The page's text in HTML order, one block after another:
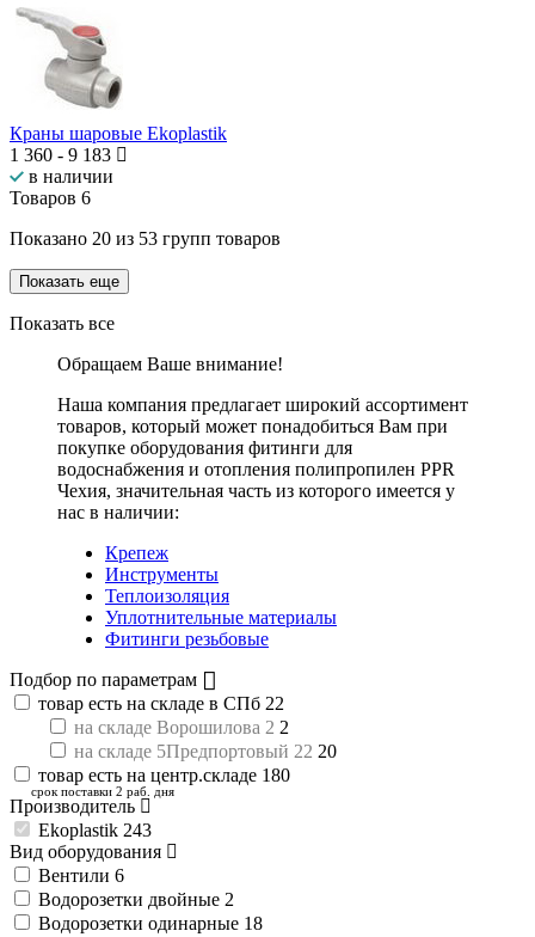
Краны шаровые Ekoplastik
1 360 - 9 183
в наличии
Товаров 6
Показано 20 из 53 групп товаров
Показать еще
Показать все
Обращаем Ваше внимание!
Наша компания предлагает широкий ассортимент
товаров, который может понадобиться Вам при
покупке оборудования фитинги для
водоснабжения и отопления полипропилен PPR
Чехия, значительная часть из которого имеется у
нас в наличии:
Крепеж
Инструменты
Теплоизоляция
Уплотнительные материалы
Фитинги резьбовые
Подбор по параметрам
товар есть на складе в СПб 22
на складе Ворошилова 2 2
на складе 5Предпортовый 22 20
товар есть на центр.складе 180
срок поставки 2 раб. дня
Производитель
Ekoplastik 243
Вид оборудования
Вентили 6
Водорозетки двойные 2
Водорозетки одинарные 18